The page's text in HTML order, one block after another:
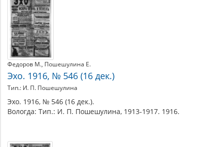
Федоров М. Пошешулина Е.
Эхо. 1916, № 546 (16 дек.)
Тип.: И. П. Пошешулина
Эхо. 1916, № 546 (16 дек.).
Вологда: Тип.: И. П. Пошешулина, 1913-1917. 1916.